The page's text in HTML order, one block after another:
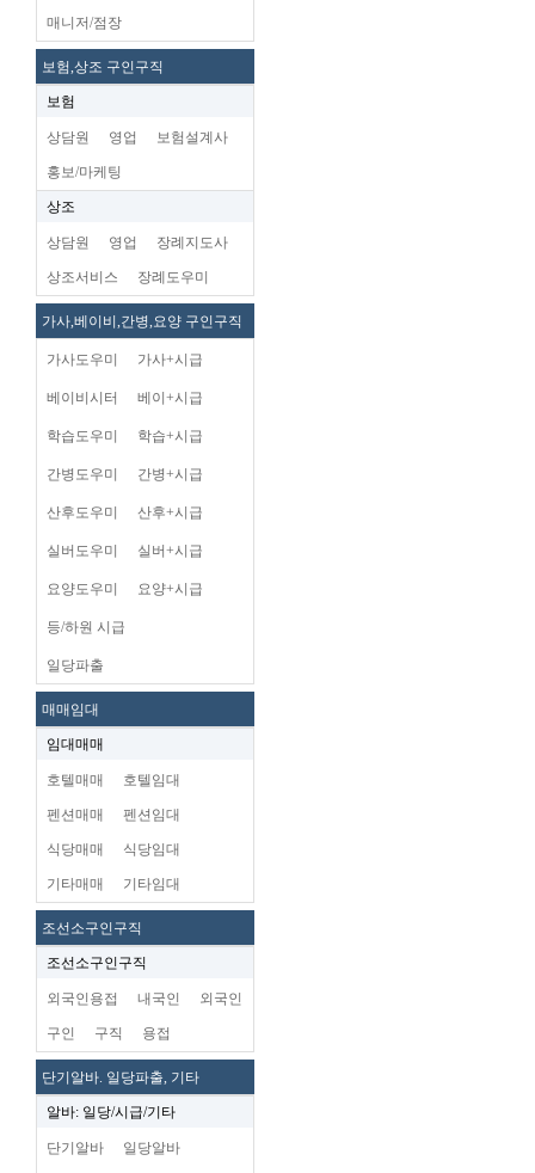
매니저/점장
보험,상조 구인구직
보험
상담원 영업 보험설계사
홍보/마케팅
상조
상담원 영업 장례지도사
상조서비스 장례도우미
가사,베이비,간병,요양 구인구직
가사도우미 가사+시급
베이비시터 베이+시급
학습도우미 학습+시급
간병도우미 간병+시급
산후도우미 산후+시급
실버도우미 실버+시급
요양도우미 요양+시급
등/하원 시급
일당파출
매매임대
임대매매
호텔매매 호텔임대
펜션매매 펜션임대
식당매매 식당임대
기타매매 기타임대
조선소구인구직
조선소구인구직
외국인용접 내국인 외국인
구인 구직 용접
단기알바. 일당파출, 기타
알바: 일당/시급/기타
단기알바 일당알바